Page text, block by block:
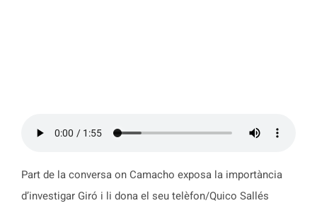
Part de la conversa on Camacho exposa la importància
d’investigar Giró i li dona el seu telèfon/Quico Sallés